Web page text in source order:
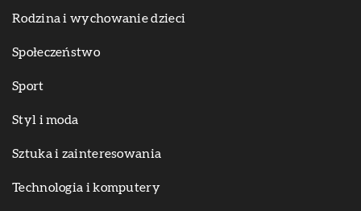
Rodzina i wychowanie dzieci
Społeczeństwo
Sport
Styl i moda
Sztuka i zainteresowania
Technologia i komputery